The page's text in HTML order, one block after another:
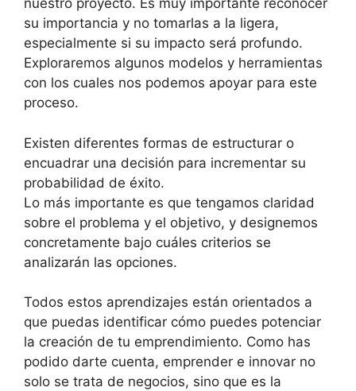
nuestro proyecto. Es muy importante reconocer
su importancia y no tomarlas a la ligera,
especialmente si su impacto será profundo.
Exploraremos algunos modelos y herramientas
con los cuales nos podemos apoyar para este
proceso.
Existen diferentes formas de estructurar o
encuadrar una decisión para incrementar su
probabilidad de éxito.
Lo más importante es que tengamos claridad
sobre el problema y el objetivo, y designemos
concretamente bajo cuáles criterios se
analizarán las opciones.
Todos estos aprendizajes están orientados a
que puedas identificar cómo puedes potenciar
la creación de tu emprendimiento. Como has
podido darte cuenta, emprender e innovar no
solo se trata de negocios, sino que es la